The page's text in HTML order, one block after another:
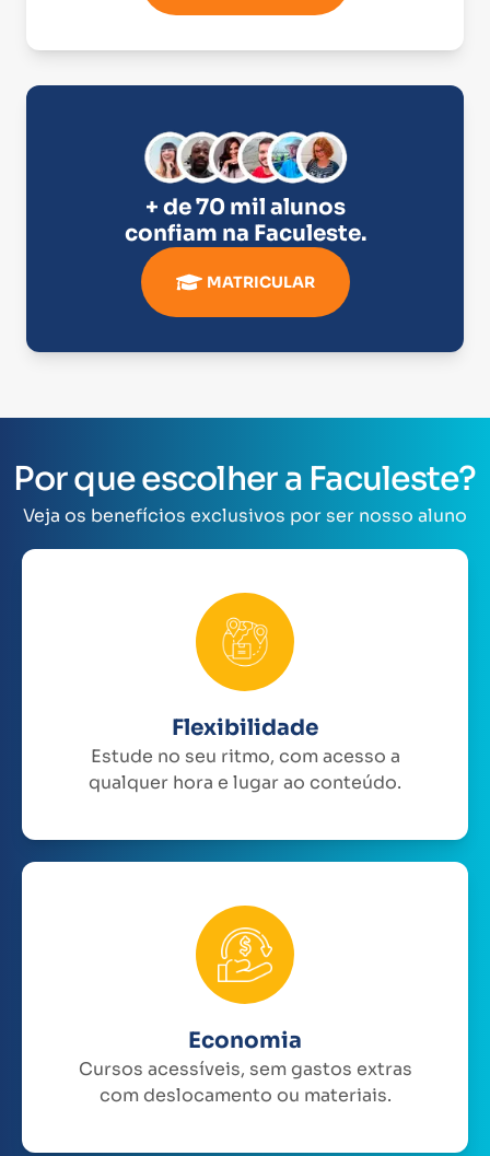
+ de 70 mil alunos
confiam na Faculeste.
MATRICULAR
Por que escolher a Faculeste?
Veja os benefícios exclusivos por ser nosso aluno
Flexibilidade
Estude no seu ritmo, com acesso a
qualquer hora e lugar ao conteúdo.
Economia
Cursos acessíveis, sem gastos extras
com deslocamento ou materiais.